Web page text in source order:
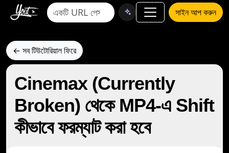
সাইন আপ করুন
← সব টিউটোরিয়াল ফিরে
Cinemax (Currently
Broken) থেকে MP4-এ Shift
কীভাবে ফরম্যাট করা হবে